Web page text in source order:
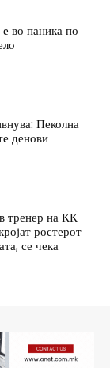
во паника по
Пеколна
денови
тренер на КК
ростерот
се чека